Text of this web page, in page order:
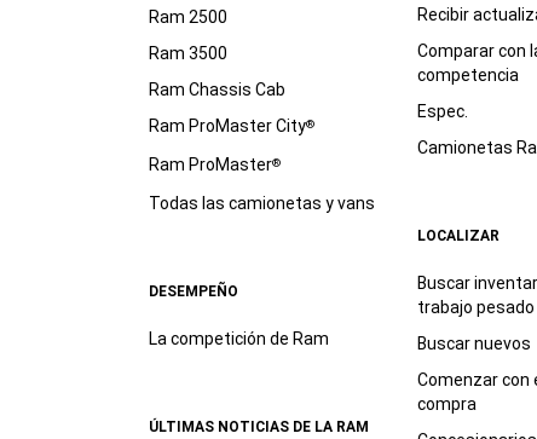
Ram 2500
Ram 3500
Ram Chassis Cab
Ram ProMaster City®
Ram ProMaster®
Todas las camionetas y vans
DESEMPEÑO
La competición de Ram
ÚLTIMAS NOTICIAS DE LA RAM
Recibir
Comparar con
competencia
Espec.
Camionetas
LOCALIZAR
Buscar
trabajo pesado
Buscar nuevos
Comenzar con
compra